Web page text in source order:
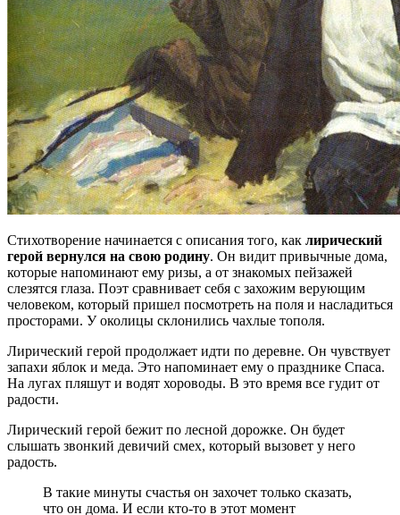
Стихотворение начинается с описания того, как лирический
герой вернулся на свою родину. Он видит привычные дома,
которые напоминают ему ризы, а от знакомых пейзажей
слезятся глаза. Поэт сравнивает себя с захожим верующим
человеком, который пришел посмотреть на поля и насладиться
просторами. У околицы склонились чахлые тополя.
Лирический герой продолжает идти по деревне. Он чувствует
запахи яблок и меда. Это напоминает ему о празднике Спаса.
На лугах пляшут и водят хороводы. В это время все гудит от
радости.
Лирический герой бежит по лесной дорожке. Он будет
слышать звонкий девичий смех, который вызовет у него
радость.
В такие минуты счастья он захочет только сказать,
что он дома. И если кто-то в этот момент